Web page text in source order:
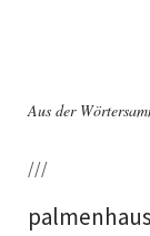
Aus der
///